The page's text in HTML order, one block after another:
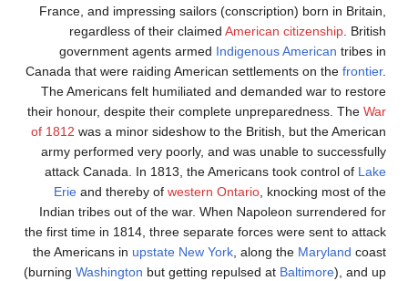
France, and impressing sailors (conscription) born in Britain,
regardless of their claimed American citizenship . British
government agents armed Indigenous American tribes in
Canada that were raiding American settlements on the frontier.
The Americans felt humiliated and demanded war to restore
their honour, despite their complete unpreparedness. The War
of 1812 was a minor sideshow to the British, but the American
army performed very poorly, and was unable to successfully
attack Canada. In 1813, the Americans took control of Lake
Erie and thereby of western Ontario , knocking most of the
Indian tribes out of the war. When Napoleon surrendered for
the first time in 1814, three separate forces were sent to attack
the Americans in upstate New York , along the Maryland coast
(burning Washington but getting repulsed at Baltimore), and up